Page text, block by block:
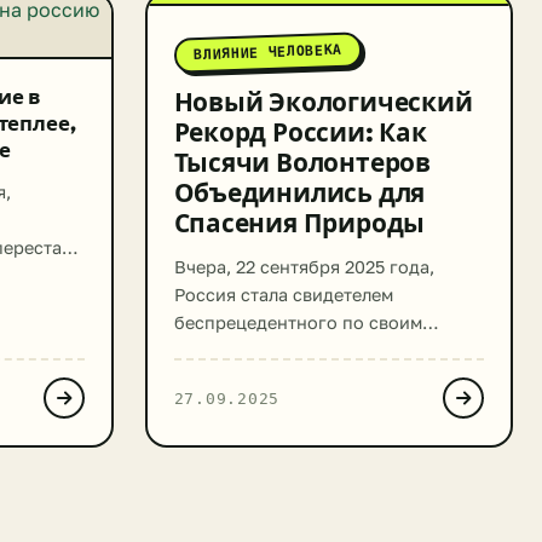
в
ВЛИЯНИЕ ЧЕЛОВЕКА
Новый Экологический
Рекорд России: Как
Тысячи Волонтеров
Объединились для
Спасения Природы
Вчера, 22 сентября 2025 года,
Россия стала свидетелем
беспрецедентного по своим
ведущий производитель алюминия
27.09.2025